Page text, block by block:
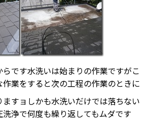
です水洗いは始まりの作業ですがこ
作業をすると次の工程の作業のときに
すョしかも水洗いだけでは落ちない
浄で何度も繰り返してもムダです